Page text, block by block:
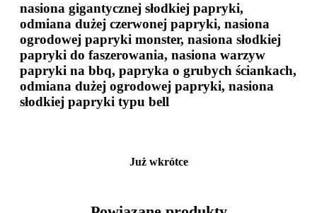
nasiona gigantycznej słodkiej papryki,
odmiana dużej czerwonej papryki, nasiona
ogrodowej papryki monster, nasiona słodkiej
papryki do faszerowania, nasiona warzyw
papryki na bbq, papryka o grubych ściankach,
odmiana dużej ogrodowej papryki, nasiona
słodkiej papryki typu bell
Już wkrótce